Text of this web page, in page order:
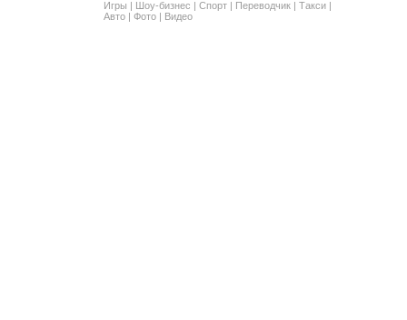
Игры
Шоу-бизнес Спорт Переводчик Такси
Авто
Фото Видео